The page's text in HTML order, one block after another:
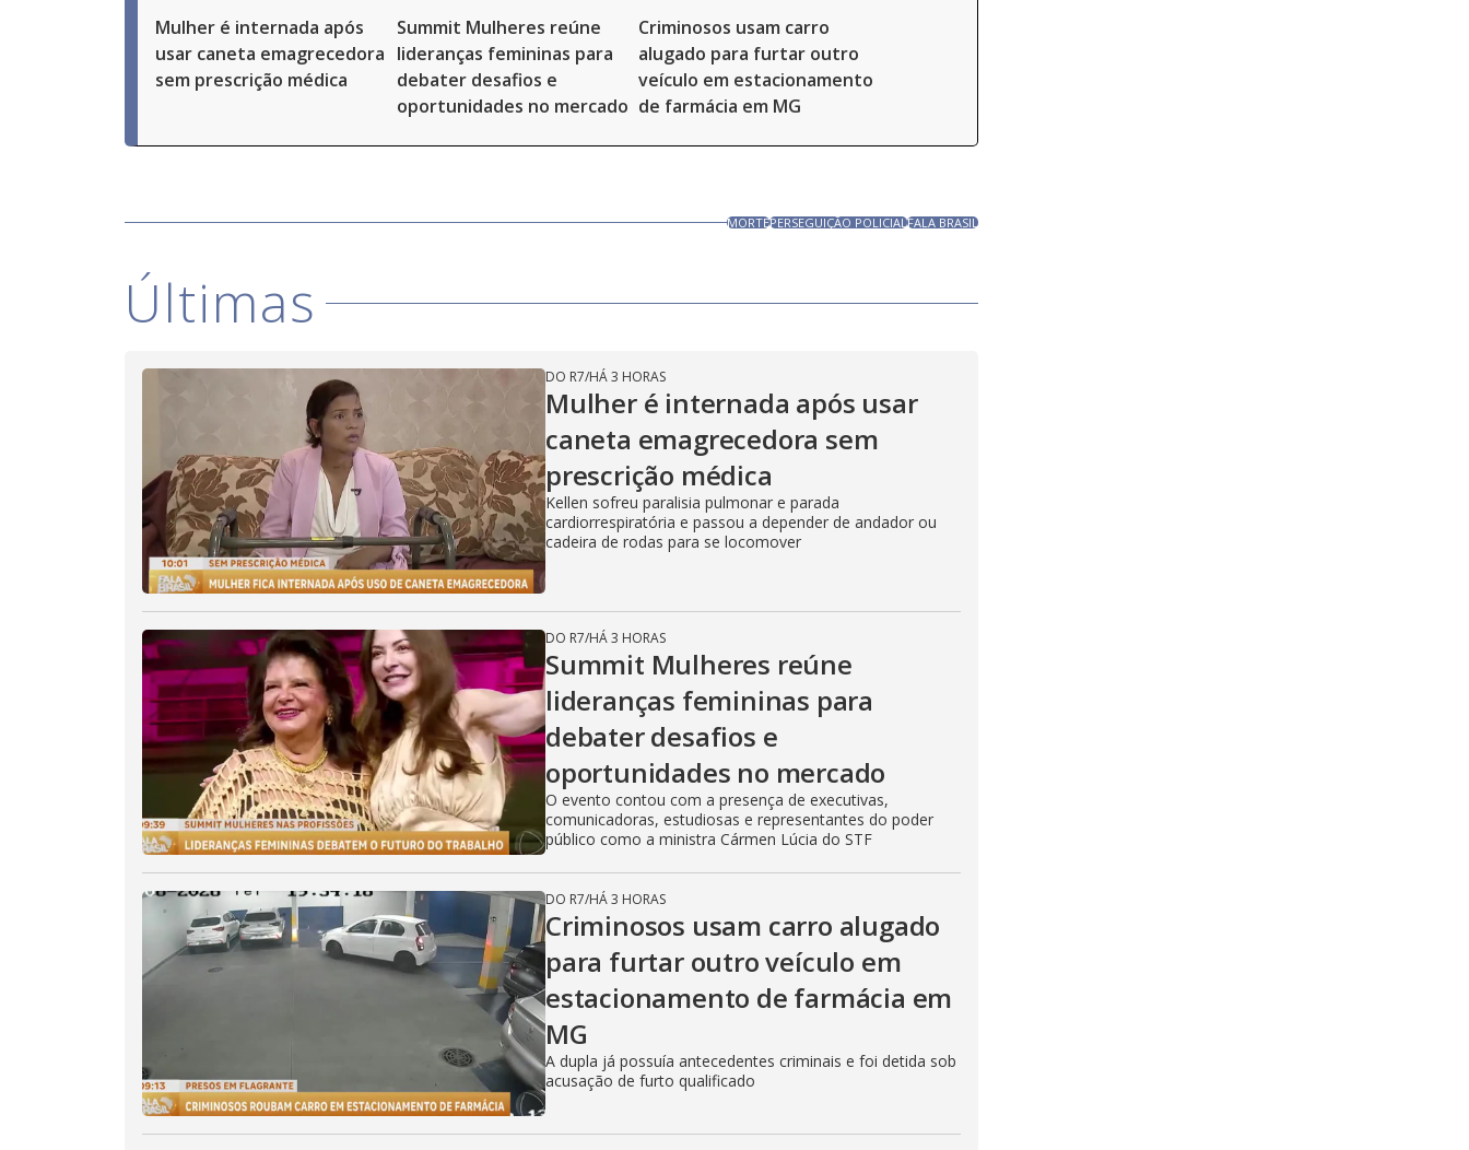
Mulher é internada após
usar caneta emagrecedora
sem prescrição médica
Summit Mulheres reúne
lideranças femininas para
debater desafios e
oportunidades no mercado
Criminosos usam carro
alugado para furtar outro
veículo em estacionamento
de farmácia em MG
MORTEPERSEGUIÇÃO POLICIALFALA BRASIL
Últimas
DO R7/HÁ 3 HORAS
Mulher é internada após usar
caneta emagrecedora sem
prescrição médica
Kellen sofreu paralisia pulmonar e parada
cardiorrespiratória e passou a depender de andador ou
cadeira de rodas para se locomover
DO R7/HÁ 3 HORAS
Summit Mulheres reúne
lideranças femininas para
debater desafios e
oportunidades no mercado
O evento contou com a presença de executivas,
comunicadoras, estudiosas e representantes do poder
público como a ministra Cármen Lúcia do STF
DO R7/HÁ 3 HORAS
Criminosos usam carro alugado
para furtar outro veículo em
estacionamento de farmácia em
MG
A dupla já possuía antecedentes criminais e foi detida sob
acusação de furto qualificado